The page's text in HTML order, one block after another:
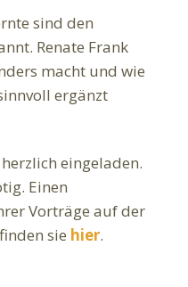
sind den
Renate Frank
macht und wie
ergänzt
eingeladen.
Einen
Vorträge auf der
sie hier.